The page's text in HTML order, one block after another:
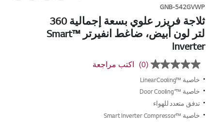
beginning
the
images
gallery
Wish
List
GNB-542GVWP
ثلاجة فريزر علوي بسعة إجمالية 360
لتر لون أبيض، ضاغط انفيرتر ™Smart
Inverter
بلا
قيمة
تصنيف
رابط
الصفحة.
(0) اكتب مراجعة
خاصية ™LinearCooling
خاصية ™⁺Door Cooling
تدفق متعدد للهواء
خاصية ™Smart Inverter Compressor